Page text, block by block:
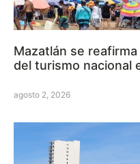
Mazatlán se
del turismo nacional
agosto 2, 2026